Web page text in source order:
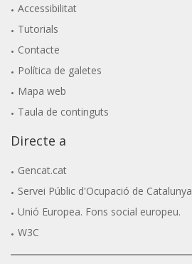
Accessibilitat
Tutorials
Contacte
Política de galetes
Mapa web
Taula de continguts
Directe a
Gencat.cat
Servei Públic d'Ocupació de Catalunya
Unió Europea. Fons social europeu.
W3C